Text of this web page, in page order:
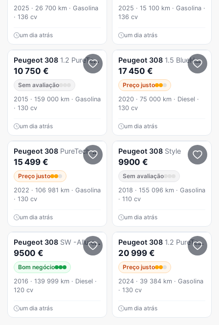
2025 · 26 700 km · Gasolina
· 136 cv
um dia atrás
2025 · 15 100 km · Gasolina ·
136 cv
um dia atrás
Peugeot 308 1.2 PureTech Allure J17
10 750 €
Sem avaliação
2015 · 159 000 km · Gasolina
· 130 cv
um dia atrás
Peugeot 308 1.5 BlueHDi GT Line EAT8
17 450 €
Preço justo
2020 · 75 000 km · Diesel ·
130 cv
um dia atrás
Peugeot 308 PureTech 130 EAT8 Active Pack
15 499 €
Preço justo
2022 · 106 981 km · Gasolina
· 130 cv
um dia atrás
Peugeot 308 Style
9900 €
Sem avaliação
2018 · 155 096 km · Gasolina
· 110 cv
um dia atrás
Peugeot 308 SW -Allure-120cv- Camera- AC -AutoPark - Full LED
9500 €
Bom negócio
2016 · 139 999 km · Diesel ·
120 cv
um dia atrás
Peugeot 308 1.2 PureTech Allure EAT8
20 999 €
Preço justo
2024 · 39 384 km · Gasolina
· 130 cv
um dia atrás